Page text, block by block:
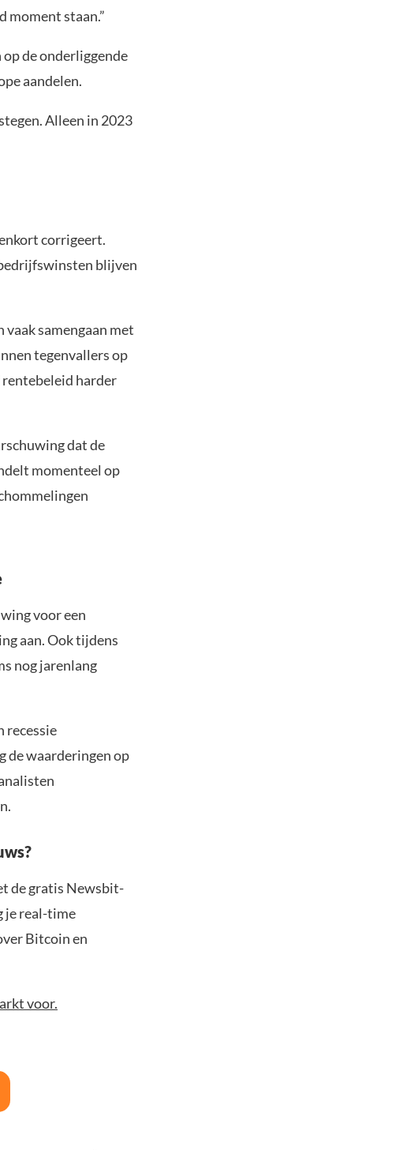
moment staan.”
de onderliggende
aandelen.
Alleen in 2023
corrigeert.
blijven
vaak samengaan met
tegenvallers op
harder
dat de
momenteel op
voor een
aan. Ook tijdens
nog jarenlang
recessie
de waarderingen op
de gratis Newsbit-
je real-time
Bitcoin en
voor.